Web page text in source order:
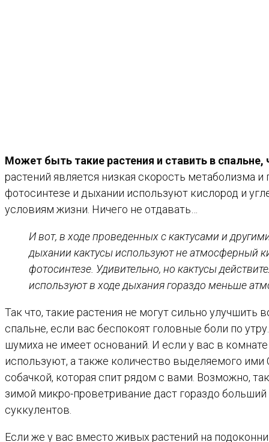
Может быть такие растения и ставить в
растений является низкая скорость метаболизма
фотосинтезе и дыхании используют кислород и
условиям жизни. Ничего не отдавать…
И вот, в ходе проведенных с кактусами и
дыхании кактусы используют не атмосферный
фотосинтезе. Удивительно, но кактусы
используют в ходе дыхания гораздо меньше
Так что, такие растения не могут сильно
спальне, если вас беспокоят головные боли по
шумиха не имеет оснований. И если у вас в
используют, а также количество выделяемого
собачкой, которая спит рядом с вами. Возможно,
зимой микро-проветривание даст гораздо
суккулентов.
Если же у вас вместо живых растений на